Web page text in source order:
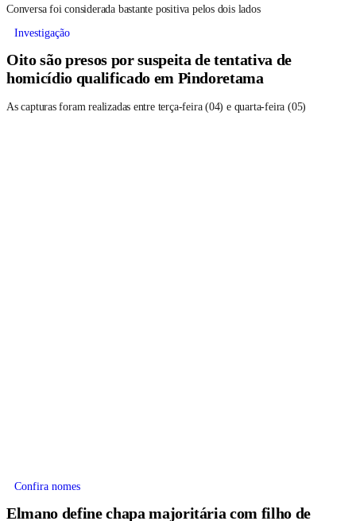
Conversa foi considerada bastante positiva pelos dois lados
Investigação
Oito são presos por suspeita de tentativa de
homicídio qualificado em Pindoretama
As capturas foram realizadas entre terça-feira (04) e quarta-feira (05)
Confira nomes
Elmano define chapa majoritária com filho de